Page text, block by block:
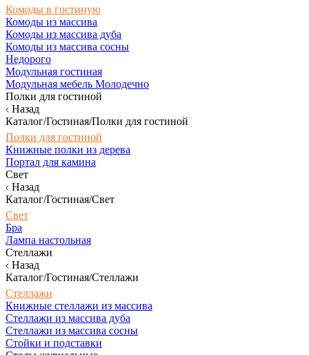
Комоды в гостиную
Комоды из массива
Комоды из массива дуба
Комоды из массива сосны
Недорого
Модульная гостиная
Модульная мебель Молодечно
Полки для гостиной
Назад
Каталог/Гостиная/Полки для гостиной
Полки для гостиной
Книжные полки из дерева
Портал для камина
Свет
Назад
Каталог/Гостиная/Свет
Свет
Бра
Лампа настольная
Стеллажи
Назад
Каталог/Гостиная/Стеллажи
Стеллажи
Книжные стеллажи из массива
Стеллажи из массива дуба
Стеллажи из массива сосны
Стойки и подставки